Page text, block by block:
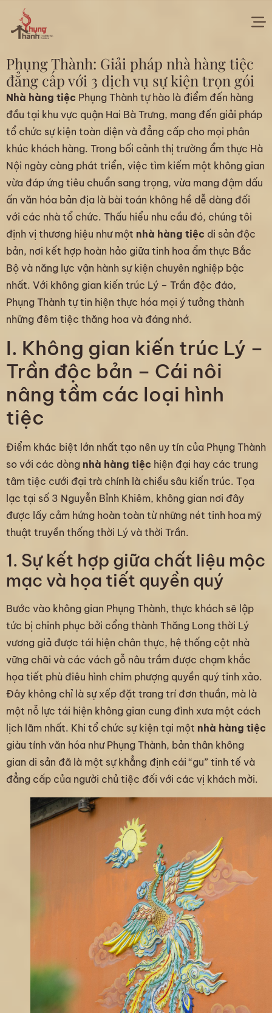
Phụng Thành: Giải pháp nhà hàng tiệc
đẳng cấp với 3 dịch vụ sự kiện trọn gói
Nhà hàng tiệc Phụng Thành tự hào là điểm đến hàng
đầu tại khu vực quận Hai Bà Trưng, mang đến giải pháp
tổ chức sự kiện toàn diện và đẳng cấp cho mọi phân
khúc khách hàng. Trong bối cảnh thị trường ẩm thực Hà
Nội ngày càng phát triển, việc tìm kiếm một không gian
vừa đáp ứng tiêu chuẩn sang trọng, vừa mang đậm dấu
ấn văn hóa bản địa là bài toán không hề dễ dàng đối
với các nhà tổ chức. Thấu hiểu nhu cầu đó, chúng tôi
định vị thương hiệu như một nhà hàng tiệc di sản độc
bản, nơi kết hợp hoàn hảo giữa tinh hoa ẩm thực Bắc
Bộ và năng lực vận hành sự kiện chuyên nghiệp bậc
nhất. Với không gian kiến trúc Lý – Trần độc đáo,
Phụng Thành tự tin hiện thực hóa mọi ý tưởng thành
những đêm tiệc thăng hoa và đáng nhớ.
I. Không gian kiến trúc Lý –
Trần độc bản – Cái nôi
nâng tầm các loại hình
tiệc
Điểm khác biệt lớn nhất tạo nên uy tín của Phụng Thành
so với các dòng nhà hàng tiệc hiện đại hay các trung
tâm tiệc cưới đại trà chính là chiều sâu kiến trúc. Tọa
lạc tại số 3 Nguyễn Bỉnh Khiêm, không gian nơi đây
được lấy cảm hứng hoàn toàn từ những nét tinh hoa mỹ
thuật truyền thống thời Lý và thời Trần.
1. Sự kết hợp giữa chất liệu mộc
mạc và họa tiết quyền quý
Bước vào không gian Phụng Thành, thực khách sẽ lập
tức bị chinh phục bởi cổng thành Thăng Long thời Lý
vương giả được tái hiện chân thực, hệ thống cột nhà
vững chãi và các vách gỗ nâu trầm được chạm khắc
họa tiết phù điêu hình chim phượng quyền quý tinh xảo.
Đây không chỉ là sự xếp đặt trang trí đơn thuần, mà là
một nỗ lực tái hiện không gian cung đình xưa một cách
lịch lãm nhất. Khi tổ chức sự kiện tại một nhà hàng tiệc
giàu tính văn hóa như Phụng Thành, bản thân không
gian di sản đã là một sự khẳng định cái “gu” tinh tế và
đẳng cấp của người chủ tiệc đối với các vị khách mời.